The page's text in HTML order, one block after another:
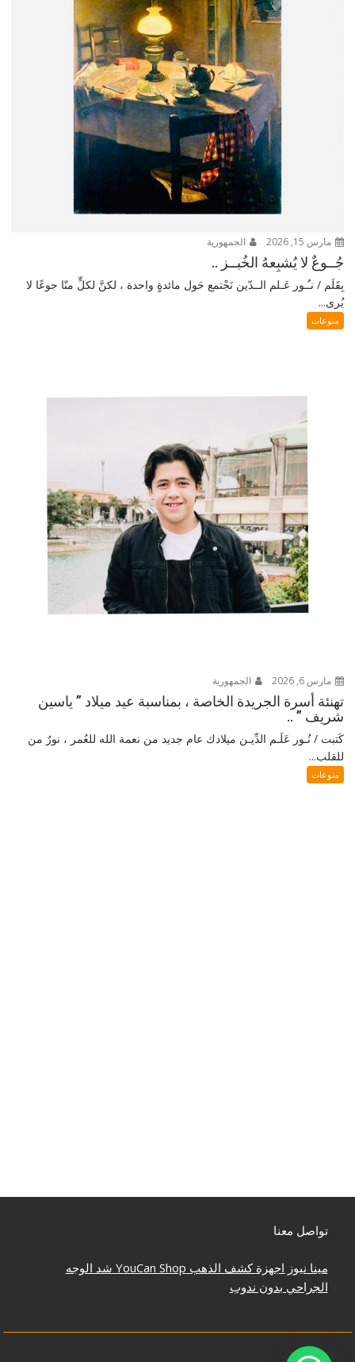
مارس 15, 2026 الجمهورية
جُــوعٌ لا يُشبِعهُ الخُبــز ..
بِقَلَم / نـُـور عَـلم الــدّين نَجْتمع حَول مائدةٍ واحدة ، لكنَّ لكلٍّ منّا جوعًا لا
يُرى...
منوعات
مارس 6, 2026 الجمهورية
تهنئة أسرة الجريدة الخاصة ، بمناسبة عيد ميلاد ” ياسين
شريف ” ..
كَتبت / نُـور عَلَـم الدِّيـن ميلادك عام جديد من نعمة الله للعُمر ، نورٌ من
للقلب...
منوعات
تواصل معنا
مينا نيوز اجهزة كشف الذهب YouCan Shop شد الوجه
الجراحي بدون ندوب